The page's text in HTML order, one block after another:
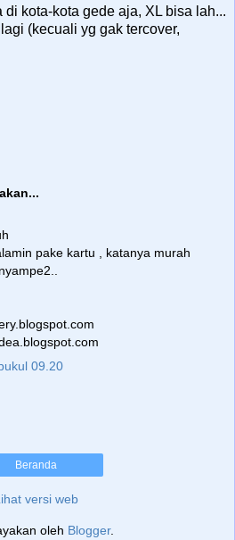
kota-kota gede aja, XL bisa lah...
(kecuali yg gak tercover,
pake kartu , katanya murah
09.20
Beranda
versi web
oleh Blogger.